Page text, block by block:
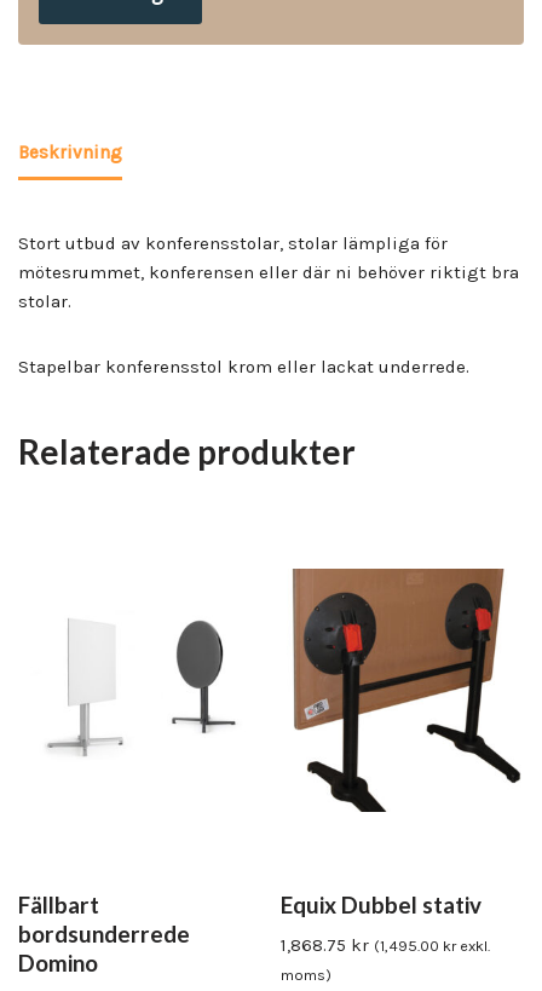
Beskrivning
Stort utbud av konferensstolar, stolar lämpliga för
mötesrummet, konferensen eller där ni behöver riktigt bra
stolar.
Stapelbar konferensstol krom eller lackat underrede.
Relaterade produkter
Fällbart
bordsunderrede
Domino
Equix Dubbel stativ
1,868.75 kr (1,495.00 krexkl.
moms)